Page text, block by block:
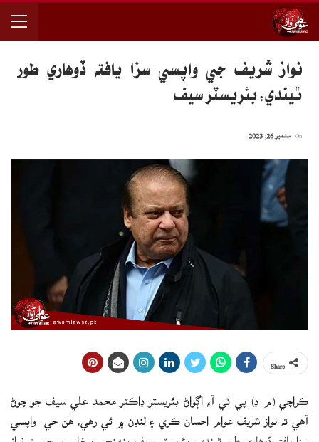
نواز شريف جي واپسي سزا يافته ڏوهاري طور
ٿيندي: بئريسٽر سيف
ڪراچي (م ڊ) پي ٽي آءِ اڳواڻ بئريسٽر ڊاڪٽر محمد علي سيف جو چوڻ
آهي ته نواز شريف عوام احسان ڪري ۽ لنڊن ۾ ئي رهي، هن جي واپسي
سزا يافته ڏوهاري طور ٿيندي، بئريسٽر سيف پنهنجي پيغام ۾ چيو ته نواز